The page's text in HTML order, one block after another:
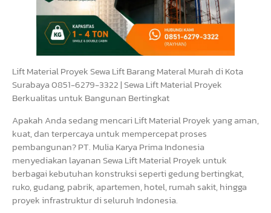
Lift Material Proyek Sewa Lift Barang Materal Murah di Kota
Surabaya 0851-6279-3322 | Sewa Lift Material Proyek
Berkualitas untuk Bangunan Bertingkat
Apakah Anda sedang mencari Lift Material Proyek yang aman,
kuat, dan terpercaya untuk mempercepat proses
pembangunan? PT. Mulia Karya Prima Indonesia
menyediakan layanan Sewa Lift Material Proyek untuk
berbagai kebutuhan konstruksi seperti gedung bertingkat,
ruko, gudang, pabrik, apartemen, hotel, rumah sakit, hingga
proyek infrastruktur di seluruh Indonesia.